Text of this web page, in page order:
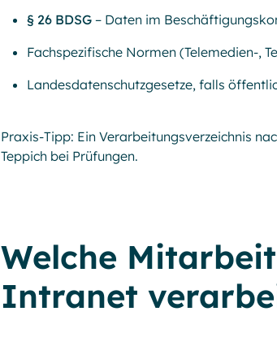
§ 26 BDSG – Daten im
Fachspezifische Normen (Telemedien-,
Landesdatenschutzgesetze, falls
Praxis-Tipp: Ein Verarbeitungsverzeichnis
Teppich bei Prüfungen.
Welche
Intranet